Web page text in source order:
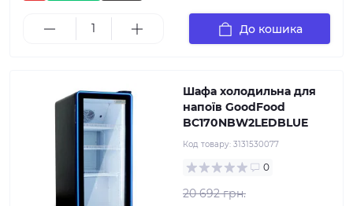
До кошика
Шафа холодильна для
напоїв GoodFood
BC170NBW2LEDBLUE
Код товару: 3131530077
0
20 692 грн.